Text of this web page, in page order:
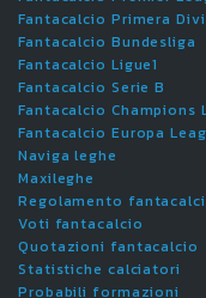
Fantacalcio Primera
Fantacalcio Bundesliga
Fantacalcio Ligue1
Fantacalcio Serie B
Fantacalcio Champions
Fantacalcio Europa
Naviga leghe
Maxileghe
Regolamento
Voti fantacalcio
Quotazioni fantacalcio
Statistiche calciatori
Probabili formazioni